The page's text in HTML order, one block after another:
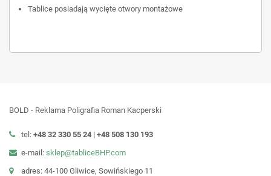
Tablice posiadają wycięte otwory montażowe
BOLD - Reklama Poligrafia Roman Kacperski
tel: +48 32 330 55 24 | +48 508 130 193
e-mail: sklep@tabliceBHP.com
adres: 44-100 Gliwice, Sowińskiego 11